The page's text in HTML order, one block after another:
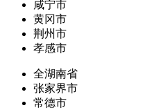
咸宁市
黄冈市
荆州市
孝感市
全湖南省
张家界市
常德市